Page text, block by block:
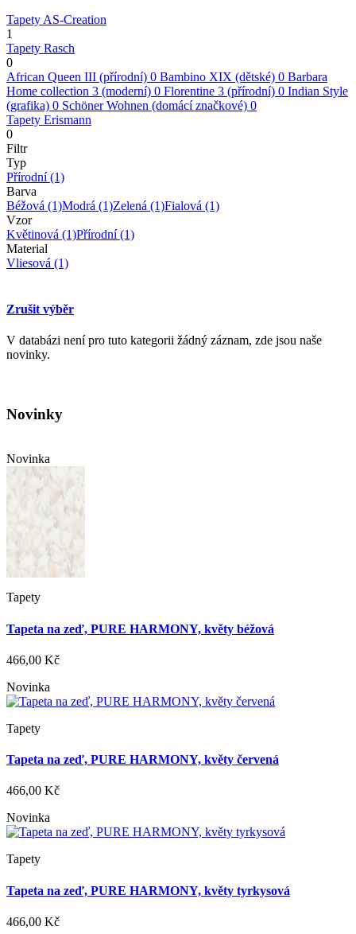
Tapety AS-Creation
1
Tapety Rasch
0
African Queen III (přírodní) 0 Bambino XIX (dětské) 0 Barbara
Home collection 3 (moderní) 0 Florentine 3 (přírodní) 0 Indian Style
(grafika) 0 Schöner Wohnen (domácí značkové) 0
Tapety Erismann
0
Filtr
Typ
Přírodní(1)
Barva
Béžová (1)Modrá (1)Zelená (1)Fialová (1)
Vzor
Květinová (1)Přírodní(1)
Material
Vliesová (1)
Zrušit výběr
V databázi není pro tuto kategorii žádný záznam, zde jsou naše
novinky.
Novinky
Novinka
Tapety
Tapeta na zeď, PURE HARMONY, květy béžová
466,00 Kč
Novinka
Tapety
Tapeta na zeď, PURE HARMONY, květy červená
466,00 Kč
Novinka
Tapety
Tapeta na zeď, PURE HARMONY, květy tyrkysová
466,00 Kč